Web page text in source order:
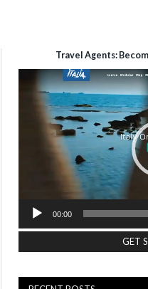
Travel Agents:
Video
Player
00:00
GET